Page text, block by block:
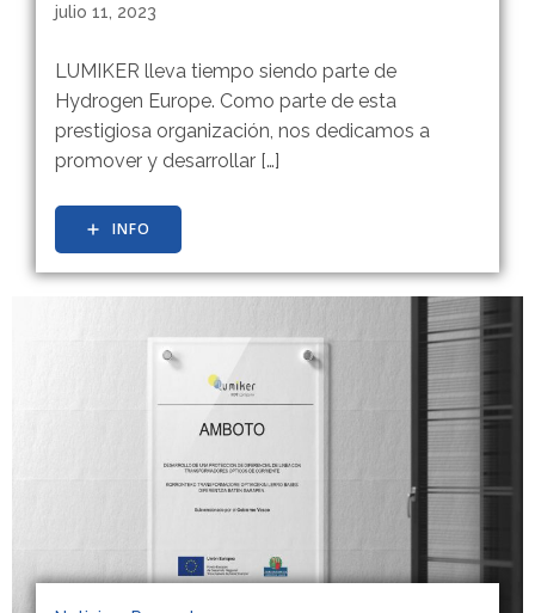
julio 11, 2023
LUMIKER lleva tiempo siendo parte de
Hydrogen Europe. Como parte de esta
prestigiosa organización, nos dedicamos a
promover y desarrollar […]
INFO